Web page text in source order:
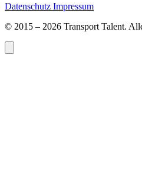
Datenschutz Impressum
© 2015 – 2026 Transport Talent.